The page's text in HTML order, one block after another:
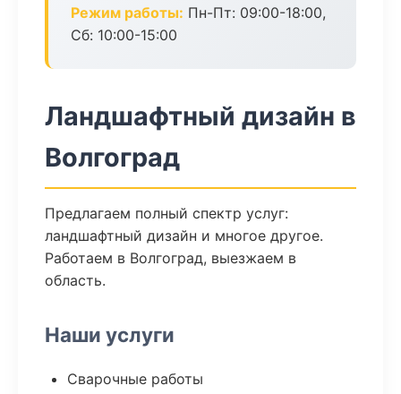
Режим работы: Пн-Пт: 09:00-18:00,
Сб: 10:00-15:00
Ландшафтный дизайн в
Волгоград
Предлагаем полный спектр услуг:
ландшафтный дизайн и многое другое.
Работаем в Волгоград, выезжаем в
область.
Наши услуги
Сварочные работы